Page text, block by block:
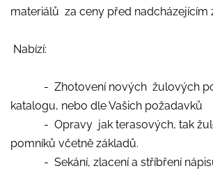
materiálů za ceny před nadcházejícím
Nabízí:
- Zhotovení nových žulových
katalogu, nebo dle Vašich požadavků
- Opravy jak terasových, tak
pomníků včetně základů.
- Sekání, zlacení a stříbření